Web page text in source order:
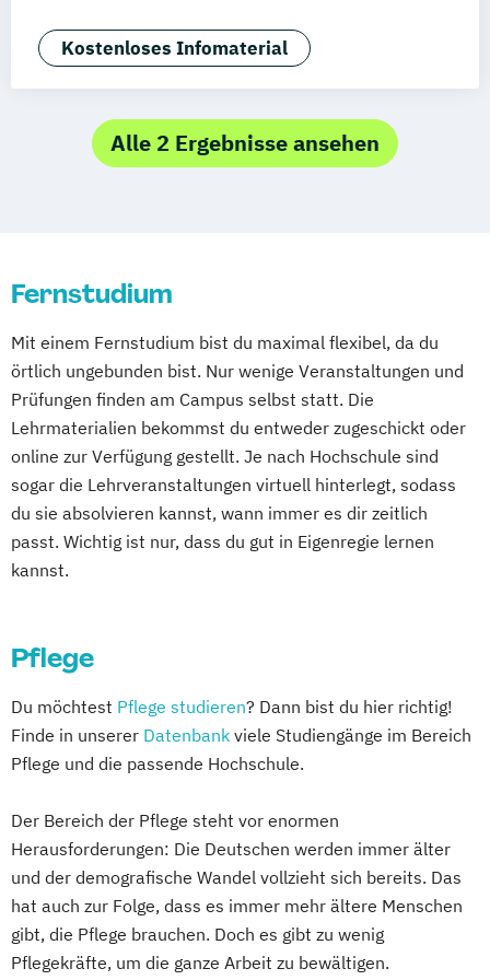
Logopädie Medizintechnik
Pflege
Public Health Pädagogik
Pädagogik
Bildungsberatung und Leitung
Studienzentrum Stuttgart
Studienzentrum Berlin
Studienzentrum Nürnberg
Studienzentrum Kassel
Studienzentrum Essen
Studienzentrum Wien
Studienzentrum Feldkirch
Studienzentrum Hamburg Logistik-Bachelor
Studienzentrum Judenburg
Gesundheitsfachberufe
Gesundheits- und Sozialmanagement
Pflegemanagement
Soziale Arbeit
Therapie- und Pflegewissenschaften dual
Kostenloses Infomaterial
Alle 2 Ergebnisse ansehen
Fernstudium
Mit einem Fernstudium bist du maximal flexibel, da du
örtlich ungebunden bist. Nur wenige Veranstaltungen und
Prüfungen finden am Campus selbst statt. Die
Lehrmaterialien bekommst du entweder zugeschickt oder
online zur Verfügung gestellt. Je nach Hochschule sind
sogar die Lehrveranstaltungen virtuell hinterlegt, sodass
du sie absolvieren kannst, wann immer es dir zeitlich
passt. Wichtig ist nur, dass du gut in Eigenregie lernen
kannst.
Pflege
Du möchtest Pflege studieren? Dann bist du hier richtig!
Finde in unserer Datenbank viele Studiengänge im Bereich
Pflege und die passende Hochschule.
Der Bereich der Pflege steht vor enormen
Herausforderungen: Die Deutschen werden immer älter
und der demografische Wandel vollzieht sich bereits. Das
hat auch zur Folge, dass es immer mehr ältere Menschen
gibt, die Pflege brauchen. Doch es gibt zu wenig
Pflegekräfte, um die ganze Arbeit zu bewältigen.